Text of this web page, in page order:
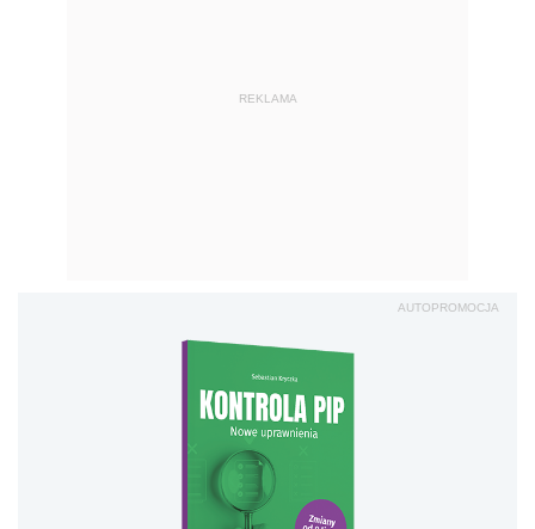
REKLAMA
AUTOPROMOCJA